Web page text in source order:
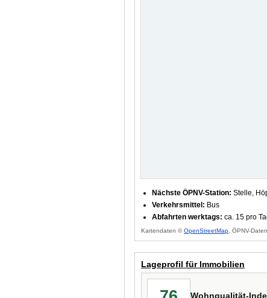
Nächste ÖPNV-Station: Stelle,
Verkehrsmittel: Bus
Abfahrten werktags: ca. 15 pro
Kartendaten ©OpenStreetMap , ÖPNV-
Lageprofil für Immobilien
Wohnqualität-